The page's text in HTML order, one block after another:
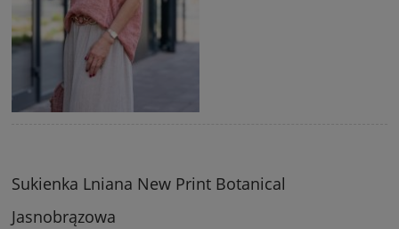
Sukienka Lniana New Print Botanical
Jasnobrązowa